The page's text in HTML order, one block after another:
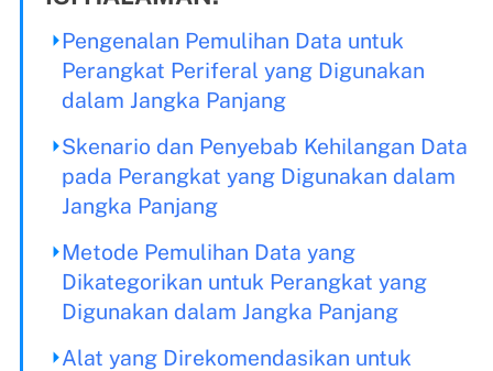
Pengenalan Pemulihan Data untuk
Perangkat Periferal yang Digunakan
dalam Jangka Panjang
Skenario dan Penyebab Kehilangan Data
pada Perangkat yang Digunakan dalam
Jangka Panjang
Metode Pemulihan Data yang
Dikategorikan untuk Perangkat yang
Digunakan dalam Jangka Panjang
Alat yang Direkomendasikan untuk